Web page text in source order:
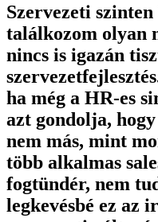
Szervezeti
találkozom olyan
nincs is igazán
ha még a HR-es
azt gondolja,
nem más, mint
több alkalmas
fogtündér, nem
legkevésbé ez az